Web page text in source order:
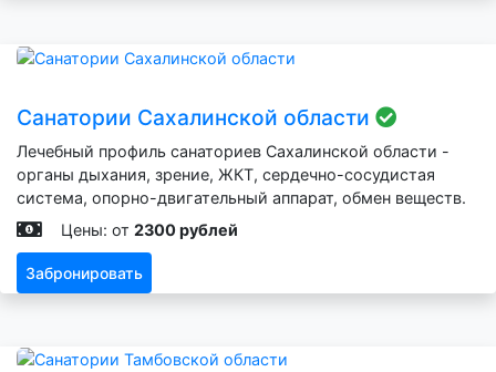
Санатории Сахалинской области
Лечебный профиль санаториев Сахалинской области -
органы дыхания, зрение, ЖКТ, сердечно-сосудистая
система, опорно-двигательный аппарат, обмен веществ.
Цены: от 2300 рублей
Забронировать